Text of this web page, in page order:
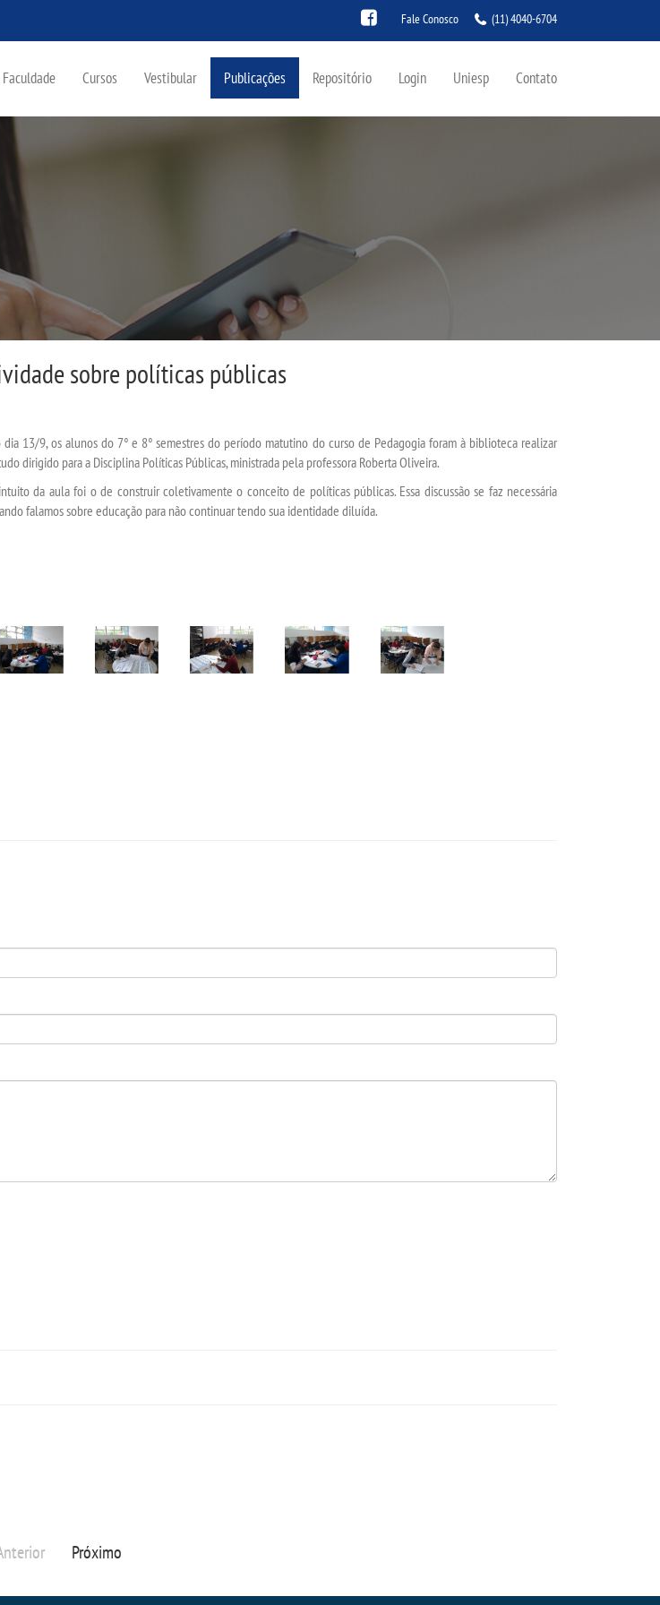
Fale Conosco (11) 4040-6704
Cursos Vestibular Publicações Repositório Login Uniesp Contato
sobre políticas públicas
dia 13/9, os alunos do 7° e 8° semestres do período matutino do curso de Pedagogia foram à biblioteca realizar
dirigido para a Disciplina Políticas Públicas, ministrada pela professora Roberta Oliveira.
da aula foi o de construir coletivamente o conceito de políticas públicas. Essa discussão se faz necessária
falamos sobre educação para não continuar tendo sua identidade diluída.
Próximo